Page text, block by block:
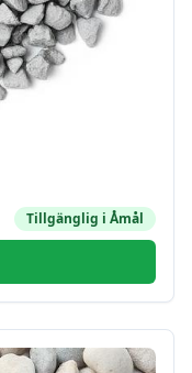
Tillgänglig i Åmål